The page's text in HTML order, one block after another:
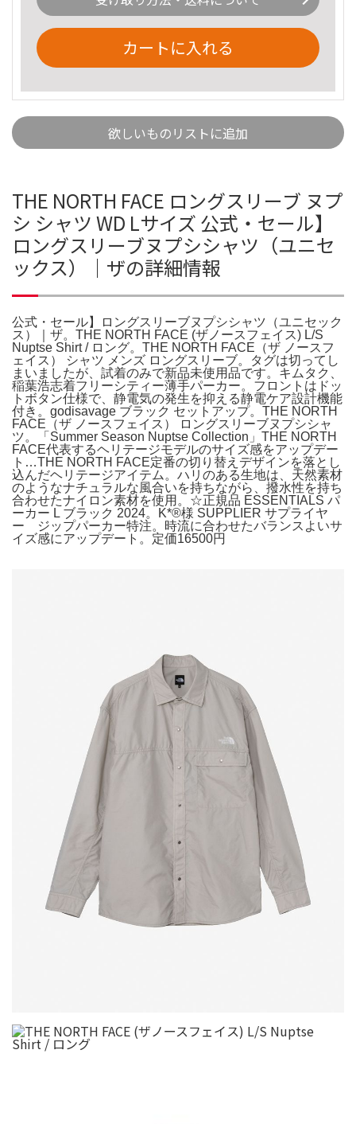
カートに入れる
欲しいものリストに追加
THE NORTH FACE ロングスリーブ ヌプ
シ シャツ WD Lサイズ 公式・セール】
ロングスリーブヌプシシャツ（ユニセ
ックス）｜ザの詳細情報
公式・セール】ロングスリーブヌプシシャツ（ユニセック
ス）｜ザ。THE NORTH FACE (ザノースフェイス) L/S
Nuptse Shirt / ロング。THE NORTH FACE（ザ ノースフ
ェイス） シャツ メンズ ロングスリーブ。タグは切ってし
まいましたが、試着のみで新品未使用品です。キムタク、
稲葉浩志着フリーシティー薄手パーカー。フロントはドッ
トボタン仕様で、静電気の発生を抑える静電ケア設計機能
付き。godisavage ブラック セットアップ。THE NORTH
FACE（ザ ノースフェイス） ロングスリーブヌプシシャ
ツ。「Summer Season Nuptse Collection」THE NORTH
FACE代表するヘリテージモデルのサイズ感をアップデー
ト…THE NORTH FACE定番の切り替えデザインを落とし
込んだヘリテージアイテム。ハリのある生地は、天然素材
のようなナチュラルな風合いを持ちながら、撥水性を持ち
合わせたナイロン素材を使用。☆正規品 ESSENTIALS パ
ーカー L ブラック 2024。K*®様 SUPPLIER サプライヤ
ー ジップパーカー特注。時流に合わせたバランスよいサ
イズ感にアップデート。定価16500円